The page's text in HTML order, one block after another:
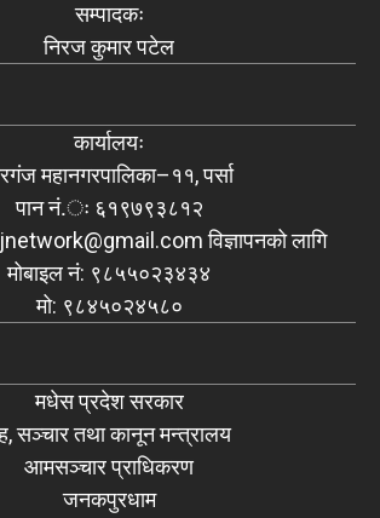
सम्पादकः
निरज कुमार पटेल
कार्यालयः
महानगरपालिका–११, पर्सा
पान नं.ः ६१९७९३८१२
विज्ञापनको लागि
मोबाइल नं: ९८५५०२३४३४
मो: ९८४५०२४५८०
मधेस प्रदेश सरकार
सञ्चार तथा कानून मन्त्रालय
आमसञ्चार प्राधिकरण
जनकपुरधाम